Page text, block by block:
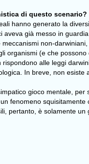
di questo scenario?
hanno generato la
aveva già messo in
non-
organismi (e che
alle leggi
In breve, non
gioco mentale,
fenomeno
pertanto, è solamente